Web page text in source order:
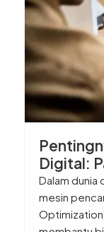
Digital:
Dalam
mesin